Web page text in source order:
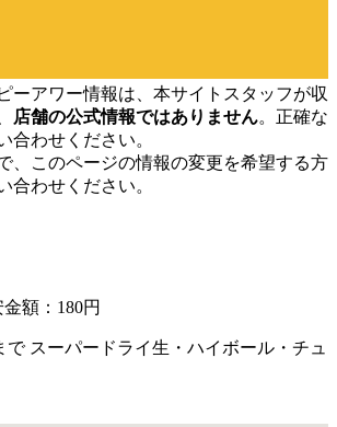
ーアワー情報は、本サイトスタッフが収
店舗の公式情報ではありません。正確な
合わせください。
、このページの情報の変更を希望する方
合わせください。
額：180円
で スーパードライ生・ハイボール・チュ